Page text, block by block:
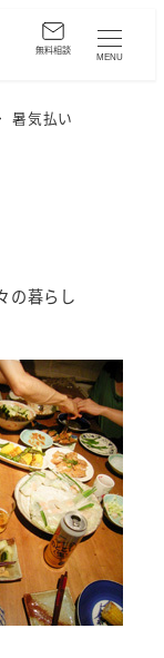
MENU
暑気払い
ー
の暮らし
無料相談